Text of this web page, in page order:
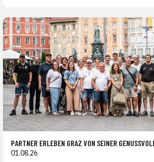
PARTNER ERLEBEN GRAZ VON SEINER
01.08.26